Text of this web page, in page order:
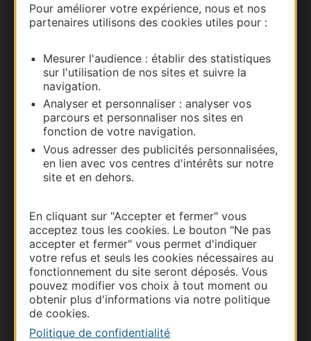
Pour améliorer votre expérience, nous et nos
partenaires utilisons des cookies utiles pour :
Mesurer l'audience : établir des statistiques
sur l'utilisation de nos sites et suivre la
navigation.
Analyser et personnaliser : analyser vos
parcours et personnaliser nos sites en
fonction de votre navigation.
Vous adresser des publicités personnalisées,
en lien avec vos centres d'intérêts sur notre
site et en dehors.
En cliquant sur "Accepter et fermer" vous
acceptez tous les cookies. Le bouton "Ne pas
accepter et fermer" vous permet d'indiquer
votre refus et seuls les cookies nécessaires au
fonctionnement du site seront déposés. Vous
pouvez modifier vos choix à tout moment ou
obtenir plus d'informations via notre politique
de cookies.
Politique de confidentialité
Nous contacter
Documentation
Thermalisme
Business/Mice
Pros d'Occitanie
Site presse et d'influence
Voyagistes